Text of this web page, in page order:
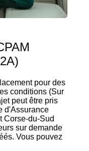
pour des
conditions (Sur
peut être pris
d'Assurance
Corse-du-Sud
sur demande
Vous pouvez